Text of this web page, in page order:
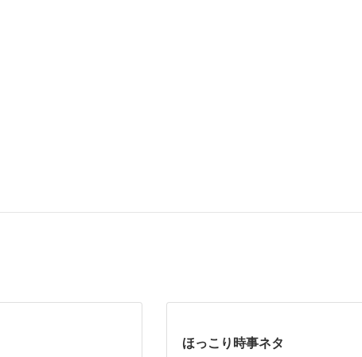
ほっこり時事ネタ